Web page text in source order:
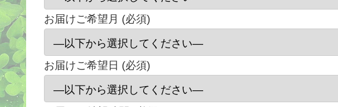
お届けご希望月 (必須)
お届けご希望日 (必須)